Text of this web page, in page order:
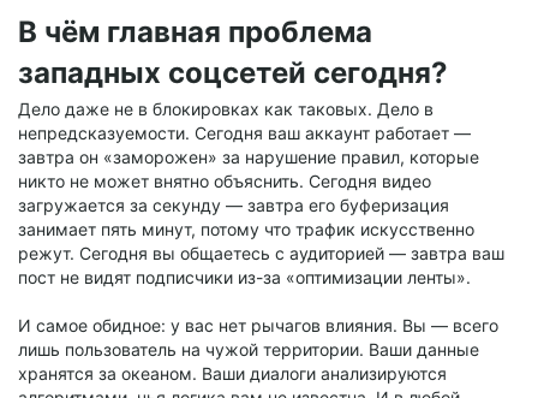
В чём главная проблема
западных соцсетей сегодня?
Дело даже не в блокировках как таковых. Дело в
непредсказуемости. Сегодня ваш аккаунт работает —
завтра он «заморожен» за нарушение правил, которые
никто не может внятно объяснить. Сегодня видео
загружается за секунду — завтра его буферизация
занимает пять минут, потому что трафик искусственно
режут. Сегодня вы общаетесь с аудиторией — завтра ваш
пост не видят подписчики из-за «оптимизации ленты».
И самое обидное: у вас нет рычагов влияния. Вы — всего
лишь пользователь на чужой территории. Ваши данные
хранятся за океаном. Ваши диалоги анализируются